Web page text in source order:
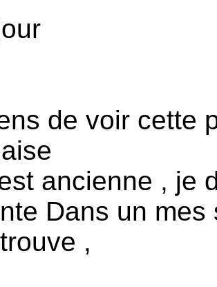
de voir cette
ancienne , je
Dans un
,